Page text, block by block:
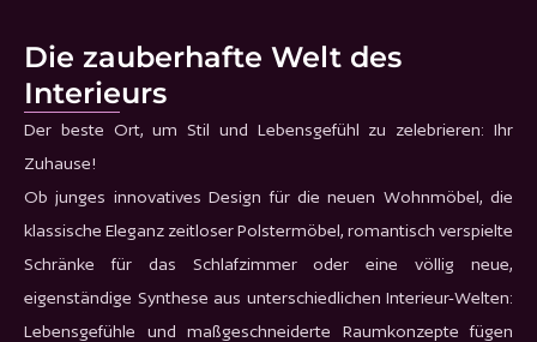
Die zauberhafte Welt des
Interieurs
Der beste Ort, um Stil und Lebensgefühl zu zelebrieren: Ihr
Zuhause!
Ob junges innovatives Design für die neuen Wohnmöbel, die
klassische Eleganz zeitloser Polstermöbel, romantisch verspielte
Schränke für das Schlafzimmer oder eine völlig neue,
eigenständige Synthese aus unterschiedlichen Interieur-Welten:
Lebensgefühle und maßgeschneiderte Raumkonzepte fügen